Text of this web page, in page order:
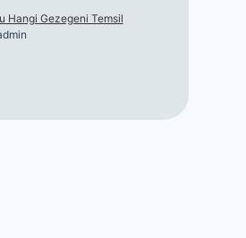
Hangi Gezegeni Temsil